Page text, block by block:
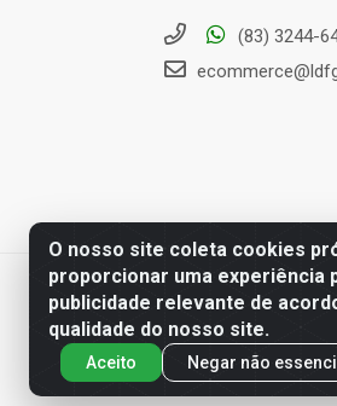
O nosso site coleta cookies
proporcionar uma experiência
publicidade relevante de
qualidade do nosso site.
Aceito Negar não
(83) 3244-